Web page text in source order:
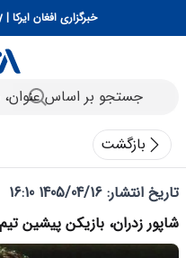
خبرگزاری افغان ایرکا | Afghan Irca News Agency
بازگشت
تاریخ انتشار: 1405/04/16 16:10
شاپور زدران، بازیکن پیشین